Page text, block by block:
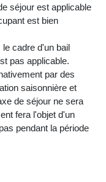
séjour est applicable
est bien
cadre d'un bail
pas applicable.
par des
saisonnière et
de séjour ne sera
fera l'objet d'un
pendant la période